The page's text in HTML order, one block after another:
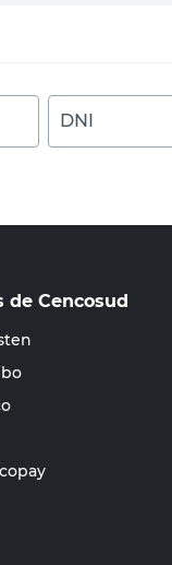
DNI
de Cencosud